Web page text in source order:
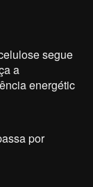
segue
a
energétic
por